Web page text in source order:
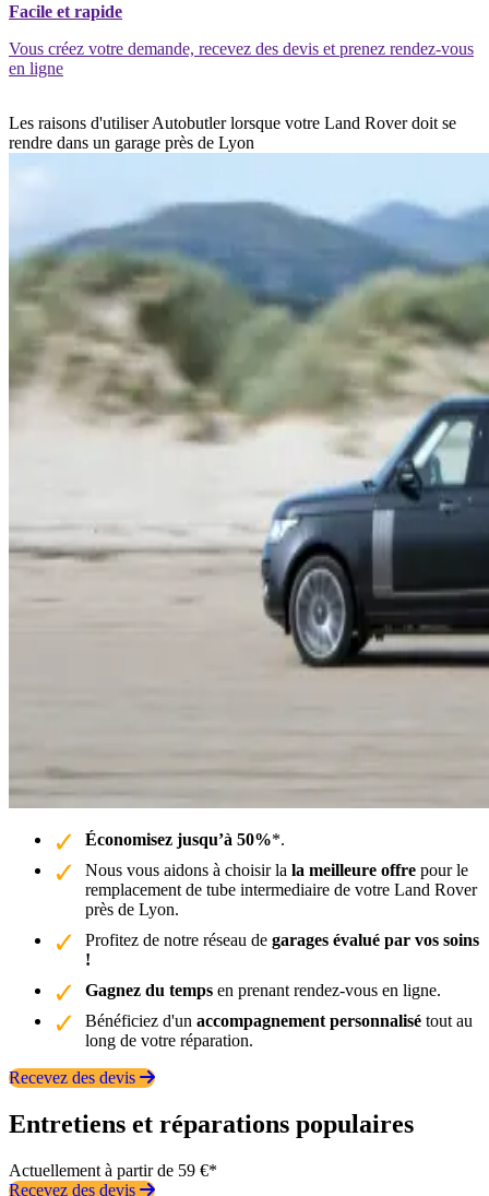
Facile et rapide
Vous créez votre demande, recevez des devis et prenez rendez-vous
en ligne
Les raisons d'utiliser Autobutler lorsque votre Land Rover doit se
rendre dans un garage près de Lyon
Économisez jusqu’à 50%*.
Nous vous aidons à choisir la la meilleure offre pour le
remplacement de tube intermediaire de votre Land Rover
près de Lyon.
Profitez de notre réseau de garages évalué par vos soins
!
Gagnez du temps en prenant rendez-vous en ligne.
Bénéficiez d'un accompagnement personnalisé tout au
long de votre réparation.
Recevez des devis
Entretiens et réparations populaires
Actuellement à partir de 59 €*
Recevez des devis